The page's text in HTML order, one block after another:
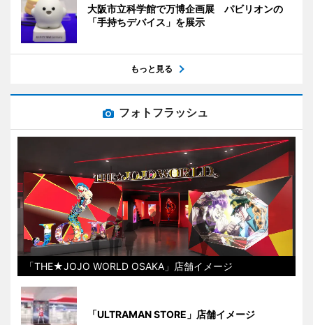
大阪市立科学館で万博企画展 パビリオンの
「手持ちデバイス」を展示
もっと見る
フォトフラッシュ
「THE★JOJO WORLD OSAKA」店舗イメージ
「ULTRAMAN STORE」店舗イメージ